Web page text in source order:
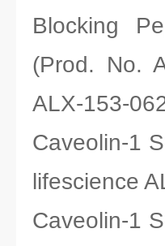
Blocking
(Prod. No.
ALX-153-
Caveolin-1
lifescience
Caveolin-1